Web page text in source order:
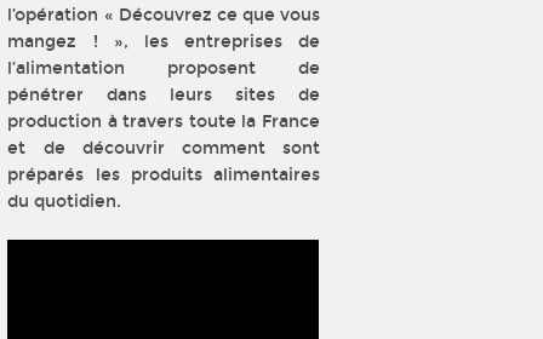
l’opération « Découvrez ce que vous
mangez ! », les entreprises de
l’alimentation proposent de
pénétrer dans leurs sites de
production à travers toute la France
et de découvrir comment sont
préparés les produits alimentaires
du quotidien.